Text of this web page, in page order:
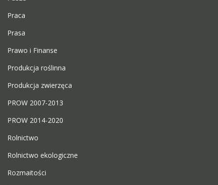
Praca
Prasa
Prawo i Finanse
Produkcja roślinna
Produkcja zwierzęca
PROW 2007-2013
PROW 2014-2020
Rolnictwo
Rolnictwo ekologiczne
Rozmaitości